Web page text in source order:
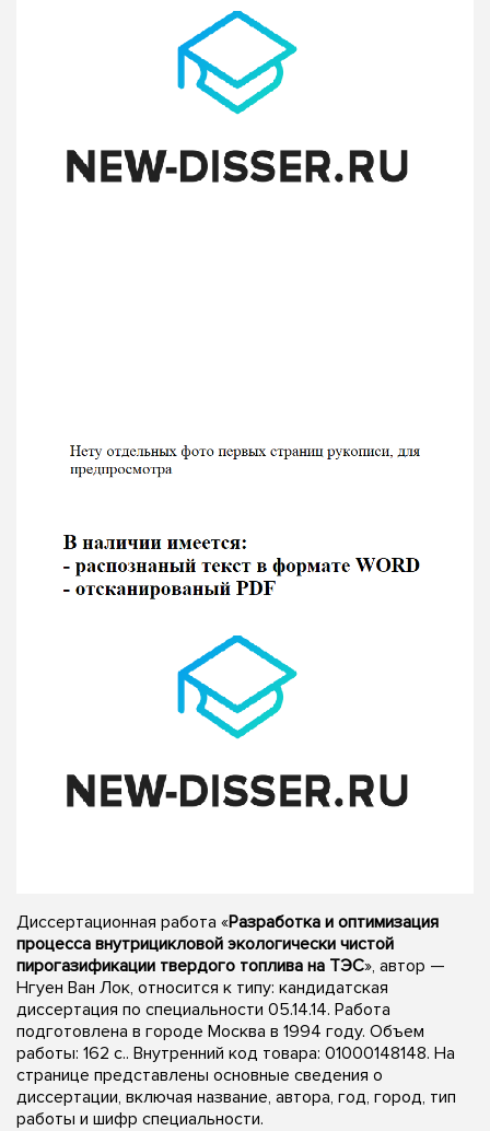
Диссертационная работа «Разработка и оптимизация
процесса внутрицикловой экологически чистой
пирогазификации твердого топлива на ТЭС», автор —
Нгуен Ван Лок, относится к типу: кандидатская
диссертация по специальности 05.14.14. Работа
подготовлена в городе Москва в 1994 году. Объем
работы: 162 с.. Внутренний код товара: 01000148148. На
странице представлены основные сведения о
диссертации, включая название, автора, год, город, тип
работы и шифр специальности.